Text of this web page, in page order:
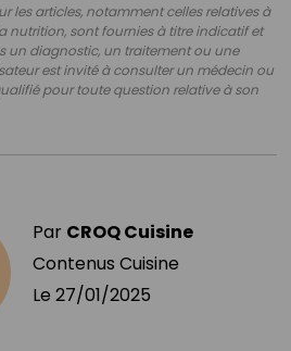
les articles, notamment celles relatives à
nutrition, sont fournies à titre indicatif et
un diagnostic, un traitement ou une
est invité à consulter un médecin ou
pour toute question relative à son
Par CROQ Cuisine
Contenus Cuisine
Le 27/01/2025